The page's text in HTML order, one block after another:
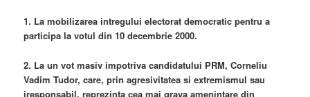
1. La mobilizarea intregului electorat democratic pentru a
participa la votul din 10 decembrie 2000.
2. La un vot masiv impotriva candidatului PRM, Corneliu
Vadim Tudor, care, prin agresivitatea si extremismul sau
iresponsabil, reprezinta cea mai grava amenintare din